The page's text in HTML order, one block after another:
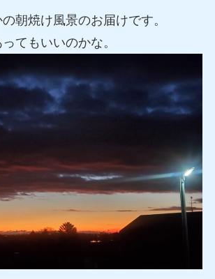
の朝焼け風景のお届けです。
てもいいのかな。